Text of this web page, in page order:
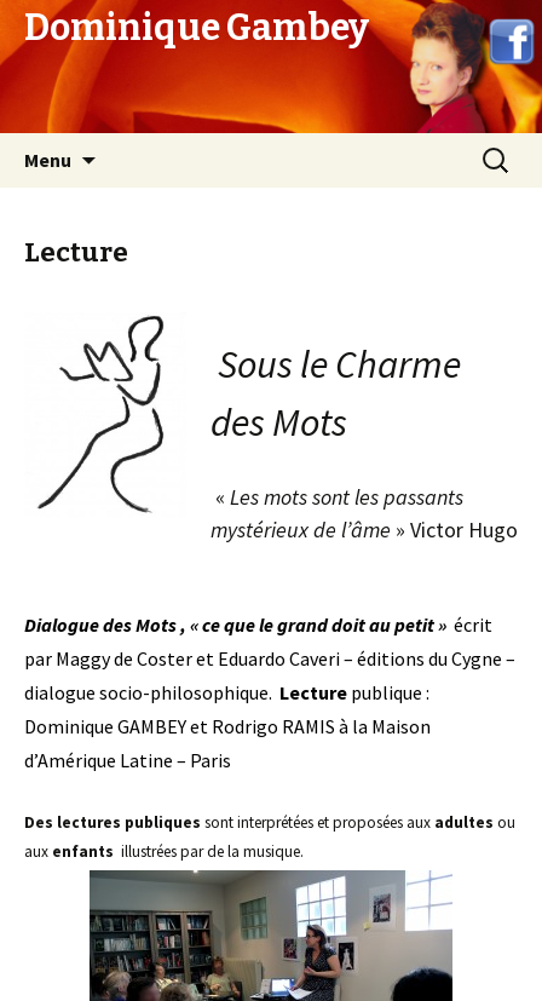
Dominique Gambey
Menu
Lecture
Sous le Charme
des Mots
« Les mots sont les passants
mystérieux de l’âme » Victor Hugo
Dialogue des Mots , « ce que le grand doit au petit » écrit
par Maggy de Coster et Eduardo Caveri – éditions du Cygne –
dialogue socio-philosophique. Lecture publique :
Dominique GAMBEY et Rodrigo RAMIS à la Maison
d’Amérique Latine – Paris
Des lectures publiques sont interprétées et proposées aux adultes ou
aux enfants illustrées par de la musique.